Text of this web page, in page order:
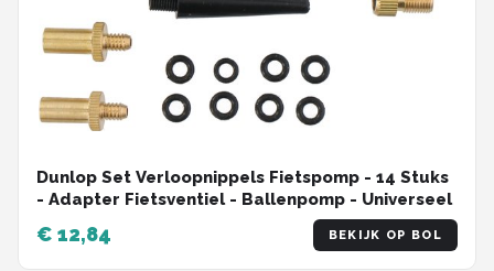
Dunlop Set Verloopnippels Fietspomp - 14 Stuks
- Adapter Fietsventiel - Ballenpomp - Universeel
€ 12,84 BEKIJK OP BOL